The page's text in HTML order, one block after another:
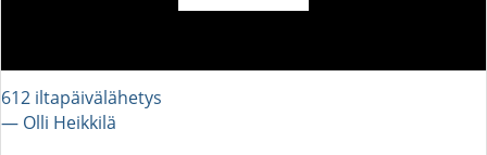
612 iltapäivälähetys
― Olli Heikkilä